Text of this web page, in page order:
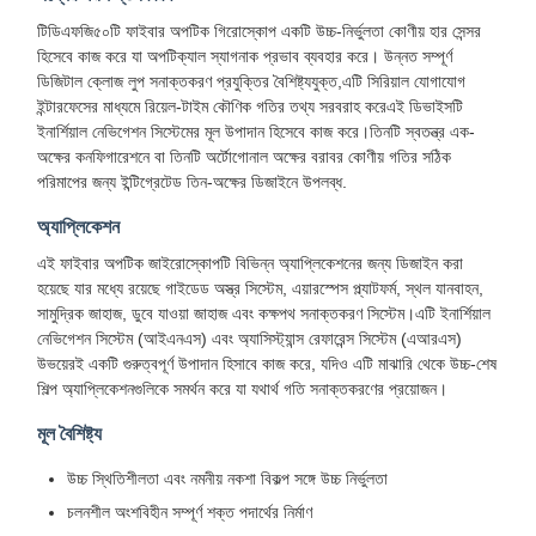
টিডিএফজি৫০টি ফাইবার অপটিক গিরোস্কোপ একটি উচ্চ-নির্ভুলতা কোণীয় হার সেন্সর
হিসেবে কাজ করে যা অপটিক্যাল স্যাগনাক প্রভাব ব্যবহার করে। উন্নত সম্পূর্ণ
ডিজিটাল ক্লোজ লুপ সনাক্তকরণ প্রযুক্তির বৈশিষ্ট্যযুক্ত,এটি সিরিয়াল যোগাযোগ
ইন্টারফেসের মাধ্যমে রিয়েল-টাইম কৌণিক গতির তথ্য সরবরাহ করেএই ডিভাইসটি
ইনার্শিয়াল নেভিগেশন সিস্টেমের মূল উপাদান হিসেবে কাজ করে।তিনটি স্বতন্ত্র এক-
অক্ষের কনফিগারেশনে বা তিনটি অর্টোগোনাল অক্ষের বরাবর কোণীয় গতির সঠিক
পরিমাপের জন্য ইন্টিগ্রেটেড তিন-অক্ষের ডিজাইনে উপলব্ধ.
অ্যাপ্লিকেশন
এই ফাইবার অপটিক জাইরোস্কোপটি বিভিন্ন অ্যাপ্লিকেশনের জন্য ডিজাইন করা
হয়েছে যার মধ্যে রয়েছে গাইডেড অস্ত্র সিস্টেম, এয়ারস্পেস প্ল্যাটফর্ম, স্থল যানবাহন,
সামুদ্রিক জাহাজ, ডুবে যাওয়া জাহাজ এবং কক্ষপথ সনাক্তকরণ সিস্টেম।এটি ইনার্শিয়াল
নেভিগেশন সিস্টেম (আইএনএস) এবং অ্যাসিস্ট্যান্স রেফারেন্স সিস্টেম (এআরএস)
উভয়েরই একটি গুরুত্বপূর্ণ উপাদান হিসাবে কাজ করে, যদিও এটি মাঝারি থেকে উচ্চ-শেষ
শিল্প অ্যাপ্লিকেশনগুলিকে সমর্থন করে যা যথার্থ গতি সনাক্তকরণের প্রয়োজন।
মূল বৈশিষ্ট্য
উচ্চ স্থিতিশীলতা এবং নমনীয় নকশা বিকল্প সঙ্গে উচ্চ নির্ভুলতা
চলনশীল অংশবিহীন সম্পূর্ণ শক্ত পদার্থের নির্মাণ